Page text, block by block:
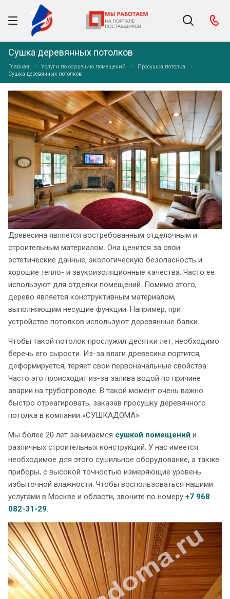
Сушка деревянных потолков
Главная Услуги по осушению помещений
Просушка потолка
Сушка деревянных потолков
Древесина является востребованным отделочным и
строительным материалом. Она ценится за свои
эстетические данные, экологическую безопасность и
хорошие тепло- и звукоизоляционные качества. Часто ее
используют для отделки помещений. Помимо этого,
дерево является конструктивным материалом,
выполняющим несущие функции. Например, при
устройстве потолков используют деревянные балки.
Чтобы такой потолок прослужил десятки лет, необходимо
беречь его сырости. Из-за влаги древесина портится,
деформируется, теряет свои первоначальные свойства.
Часто это происходит из-за залива водой по причине
аварии на трубопроводе. В такой момент очень важно
быстро отреагировать, заказав просушку деревянного
потолка в компании «СУШКАДОМА».
Мы более 20 лет занимаемся сушкой помещений и
различных строительных конструкций. У нас имеется
необходимое для этого сушильное оборудование, а также
приборы, с высокой точностью измеряющие уровень
избыточной влажности. Чтобы воспользоваться нашими
услугами в Москве и области, звоните по номеру +7 968
082-31-29.